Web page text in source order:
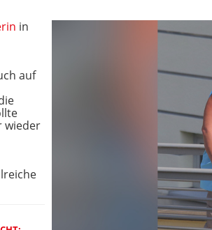
in
auf
wieder